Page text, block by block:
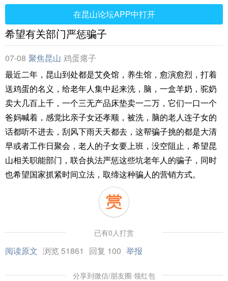
在昆山论坛APP中打开
希望有关部门严惩骗子
07-08 聚焦昆山 鸡蛋瘪子
最近二年，昆山到处都是艾灸馆，养生馆，愈演愈烈，打着
送鸡蛋的名义，给老年人集中起来洗，脑，一盒羊奶，驼奶
卖大几百上千，一个三无产品床垫卖一二万，它们一口一个
爸妈喊着，感觉比亲子女还孝顺，被洗，脑的老人连子女的
话都听不进去，刮风下雨天天都去，这帮骗子挑的都是大清
早或者工作日聚会，老人的子女要上班，没空阻止，希望昆
山相关职能部门，联合执法严惩这些坑老年人的骗子，同时
也希望国家抓紧时间立法，取缔这种骗人的营销方式。
已有0人打赏
阅读原文 浏览 51861 回复 100 举报
分享到微信/朋友圈 领红包